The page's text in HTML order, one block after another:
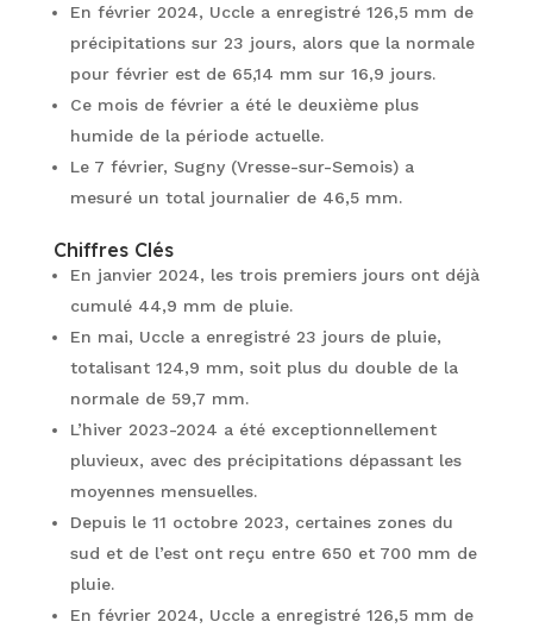
En février 2024, Uccle a enregistré 126,5 mm de
précipitations sur 23 jours, alors que la normale
pour février est de 65,14 mm sur 16,9 jours.
Ce mois de février a été le deuxième plus
humide de la période actuelle.
Le 7 février, Sugny (Vresse-sur-Semois) a
mesuré un total journalier de 46,5 mm.
Chiffres Clés
En janvier 2024, les trois premiers jours ont déjà
cumulé 44,9 mm de pluie.
En mai, Uccle a enregistré 23 jours de pluie,
totalisant 124,9 mm, soit plus du double de la
normale de 59,7 mm.
L’hiver 2023-2024 a été exceptionnellement
pluvieux, avec des précipitations dépassant les
moyennes mensuelles.
Depuis le 11 octobre 2023, certaines zones du
sud et de l’est ont reçu entre 650 et 700 mm de
pluie.
En février 2024, Uccle a enregistré 126,5 mm de